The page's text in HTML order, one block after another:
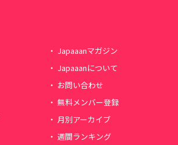
Japaaanマガジン
Japaaanについて
お問い合わせ
無料メンバー登録
月別アーカイブ
週間ランキング